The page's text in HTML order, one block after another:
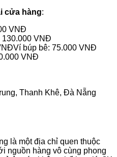
cửa hàng:
VNĐ
130.000 VNĐ
búp bê: 75.000 VNĐ
VNĐ
Thanh Khê, Đà Nẵng
là một địa chỉ quen thuộc
nguồn hàng vô cùng phong